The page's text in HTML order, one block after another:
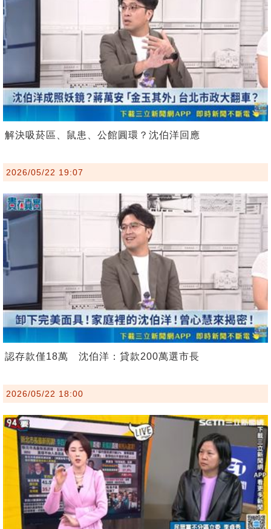
解決吸菸區、鼠患、公館圓環？沈伯洋回應
2026/05/22 19:07
認存款僅18萬 沈伯洋：貸款200萬選市長
2026/05/22 18:00